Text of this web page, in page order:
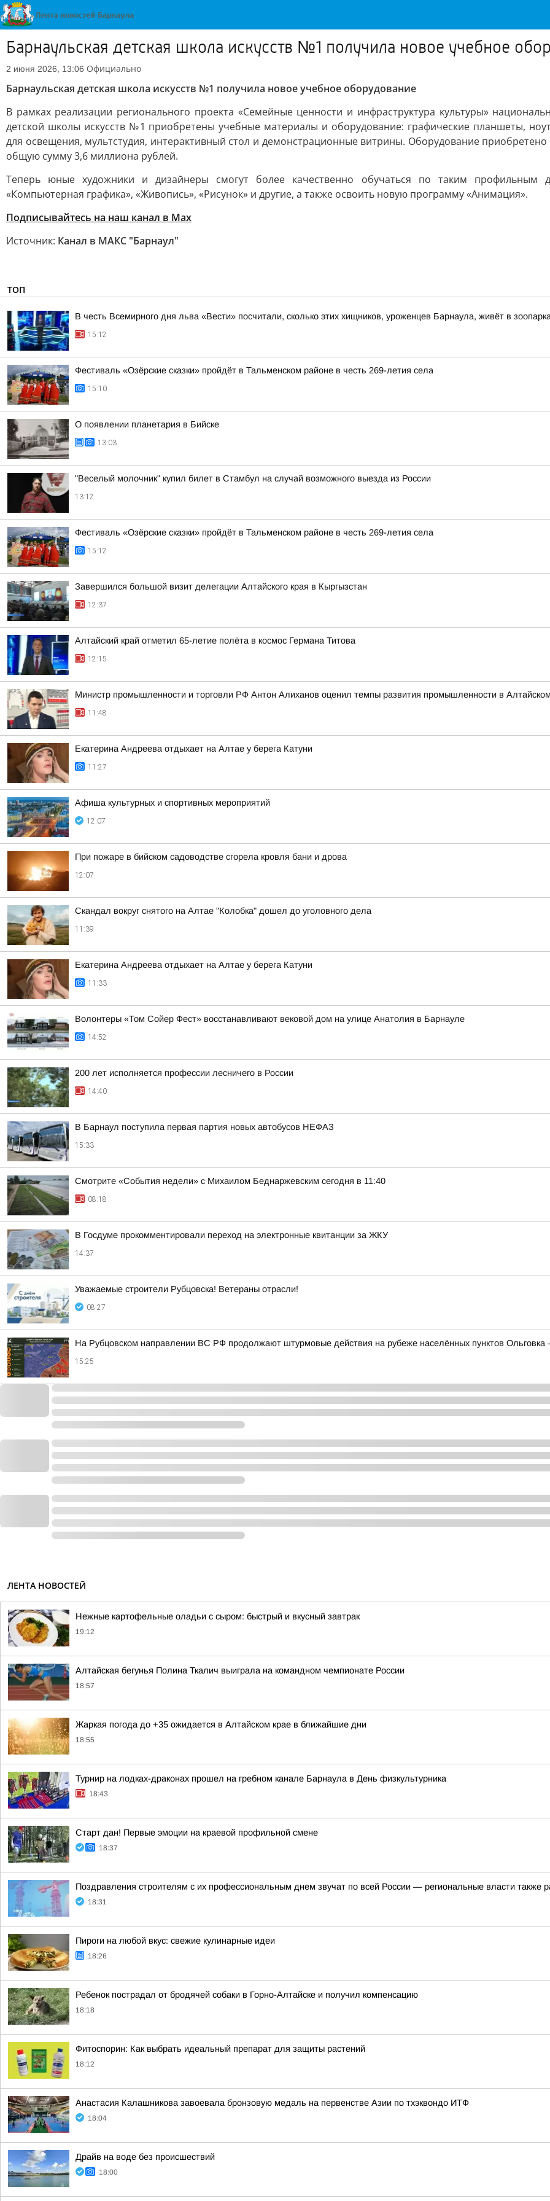
Барнаульская детская школа искусств №1 получила новое учебное
2 июня 2026, 13:06 Официально
Барнаульская детская школа искусств №1 получила новое учебное оборудование
В рамках реализации регионального проекта «Семейные ценности и инфраструктура культуры»
детской школы искусств №1 приобретены учебные материалы и оборудование: графические планшеты,
для освещения, мультстудия, интерактивный стол и демонстрационные витрины. Оборудование
общую сумму 3,6 миллиона рублей.
Теперь юные художники и дизайнеры смогут более качественно обучаться по таким профильным
«Компьютерная графика», «Живопись», «Рисунок» и другие, а также освоить новую программу «Анимация».
Подписывайтесь на наш канал в Max
Источник: Канал в МАКС "Барнаул"
ТОП
В честь Всемирного дня льва «Вести» посчитали, сколько этих хищников, уроженцев Барнаула, живёт в
15:12
Фестиваль «Озёрские сказки» пройдёт в Тальменском районе в честь 269-летия села
15:10
О появлении планетария в Бийске
13:03
"Веселый молочник" купил билет в Стамбул на случай возможного выезда из России
13:12
Фестиваль «Озёрские сказки» пройдёт в Тальменском районе в честь 269-летия села
15:12
Завершился большой визит делегации Алтайского края в Кыргызстан
12:37
Алтайский край отметил 65-летие полёта в космос Германа Титова
12:15
Министр промышленности и торговли РФ Антон Алиханов оценил темпы развития промышленности в
11:48
Екатерина Андреева отдыхает на Алтае у берега Катуни
11:27
Афиша культурных и спортивных мероприятий
12:07
При пожаре в бийском садоводстве сгорела кровля бани и дрова
12:07
Скандал вокруг снятого на Алтае "Колобка" дошел до уголовного дела
11:39
Екатерина Андреева отдыхает на Алтае у берега Катуни
11:33
Волонтеры «Том Сойер Фест» восстанавливают вековой дом на улице Анатолия в Барнауле
14:52
200 лет исполняется профессии лесничего в России
14:40
В Барнаул поступила первая партия новых автобусов НЕФАЗ
15:33
Смотрите «События недели» с Михаилом Беднаржевским сегодня в 11:40
08:18
В Госдуме прокомментировали переход на электронные квитанции за ЖКУ
14:37
Уважаемые строители Рубцовска! Ветераны отрасли!
08:27
На Рубцовском направлении ВС РФ продолжают штурмовые действия на рубеже населённых пунктов
15:25
ЛЕНТА НОВОСТЕЙ
Нежные картофельные оладьи с сыром: быстрый и вкусный завтрак
19:12
Алтайская бегунья Полина Ткалич выиграла на командном чемпионате России
18:57
Жаркая погода до +35 ожидается в Алтайском крае в ближайшие дни
18:55
Турнир на лодках-драконах прошел на гребном канале Барнаула в День физкультурника
18:43
Старт дан! Первые эмоции на краевой профильной смене
18:37
Поздравления строителям с их профессиональным днем звучат по всей России — региональные власти также
18:31
Пироги на любой вкус: свежие кулинарные идеи
18:26
Ребенок пострадал от бродячей собаки в Горно-Алтайске и получил компенсацию
18:18
Фитоспорин: Как выбрать идеальный препарат для защиты растений
18:12
Анастасия Калашникова завоевала бронзовую медаль на первенстве Азии по тхэквондо ИТФ
18:04
Драйв на воде без происшествий
18:00